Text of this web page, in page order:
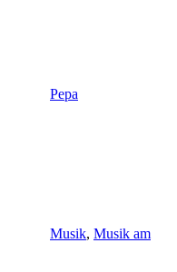
Pepa
Musik, Musik am